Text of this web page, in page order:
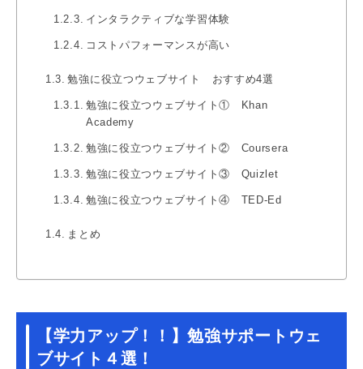
インタラクティブな学習体験
コストパフォーマンスが高い
勉強に役立つウェブサイト おすすめ4選
勉強に役立つウェブサイト① Khan
Academy
勉強に役立つウェブサイト② Coursera
勉強に役立つウェブサイト③ Quizlet
勉強に役立つウェブサイト④ TED-Ed
まとめ
【学力アップ！！】勉強サポートウェ
ブサイト４選！